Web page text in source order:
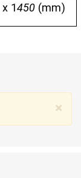
x 1450 (mm)
×